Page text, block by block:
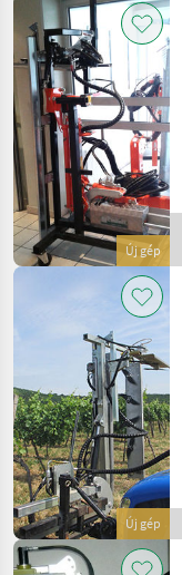
Új gép
Új gép